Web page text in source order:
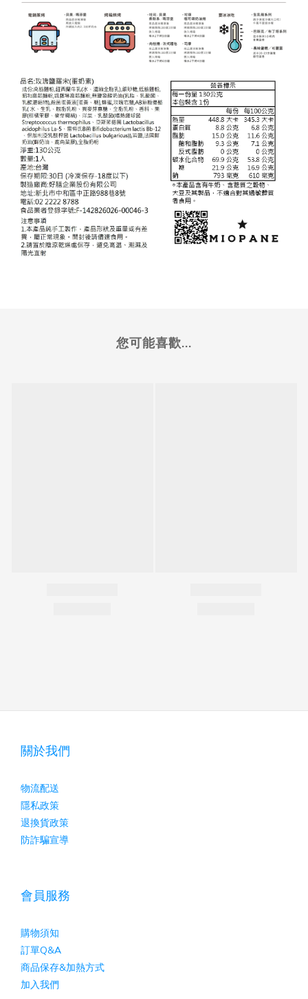
您可能喜歡...
關於我們
物流配送
隱私政策
退換貨政策
防詐騙宣導
會員服務
購物須知
訂單Q&A
商品保存&加熱方式
加入我們